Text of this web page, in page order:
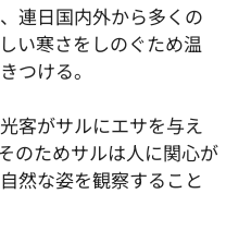
連日国内外から多くの
い寒さをしのぐため温
つける。
客がサルにエサを与え
のためサルは人に関心が
然な姿を観察すること